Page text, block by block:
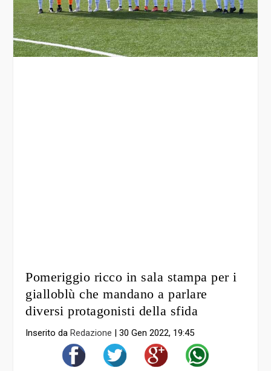
Pomeriggio ricco in sala stampa per i
gialloblù che mandano a parlare
diversi protagonisti della sfida
Inserito daRedazione |30 Gen 2022, 19:45